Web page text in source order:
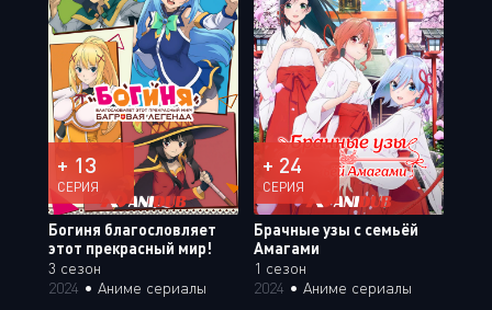
+ 13
СЕРИЯ
Богиня благословляет
этот прекрасный мир!
3 сезон
2024 • Аниме сериалы
+ 24
СЕРИЯ
Брачные узы с семьёй
Амагами
1 сезон
2024 • Аниме сериалы